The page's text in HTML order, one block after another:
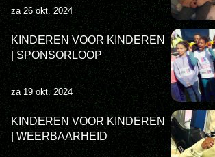
za 26 okt. 2024
KINDEREN VOOR KINDEREN
| SPONSORLOOP
za 19 okt. 2024
KINDEREN VOOR KINDEREN
| WEERBAARHEID